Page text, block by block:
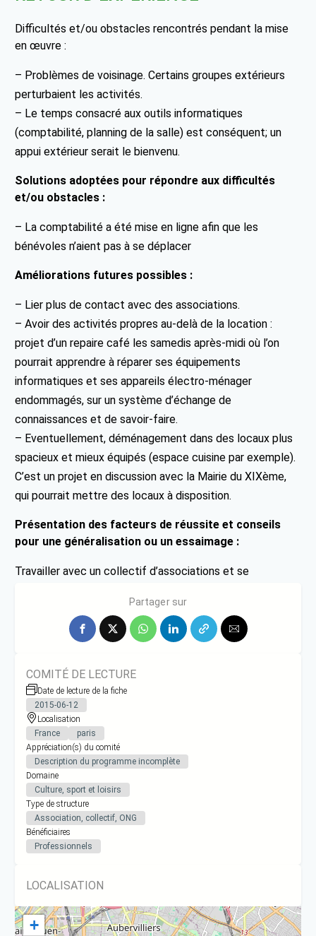
Difficultés et/ou obstacles rencontrés pendant la mise
en œuvre :
– Problèmes de voisinage. Certains groupes extérieurs
perturbaient les activités.
– Le temps consacré aux outils informatiques
(comptabilité, planning de la salle) est conséquent; un
appui extérieur serait le bienvenu.
Solutions adoptées pour répondre aux difficultés
et/ou obstacles :
– La comptabilité a été mise en ligne afin que les
bénévoles n’aient pas à se déplacer
Améliorations futures possibles :
– Lier plus de contact avec des associations.
– Avoir des activités propres au-delà de la location :
projet d’un repaire café les samedis après-midi où l’on
pourrait apprendre à réparer ses équipements
informatiques et ses appareils électro-ménager
endommagés, sur un système d’échange de
connaissances et de savoir-faire.
– Eventuellement, déménagement dans des locaux plus
spacieux et mieux équipés (espace cuisine par exemple).
C’est un projet en discussion avec la Mairie du XIXème,
qui pourrait mettre des locaux à disposition.
Présentation des facteurs de réussite et conseils
pour une généralisation ou un essaimage :
Travailler avec un collectif d’associations et se
Partager sur
COMITÉ DE LECTURE
Date de lecture de la fiche
2015-06-12
Localisation
France
paris
Appréciation(s) du comité
Description du programme incomplète
Domaine
Culture, sport et loisirs
Type de structure
Association, collectif, ONG
Bénéficiaires
Professionnels
LOCALISATION
+